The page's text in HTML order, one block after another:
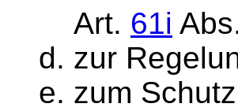
Art. 61i
zur
zum